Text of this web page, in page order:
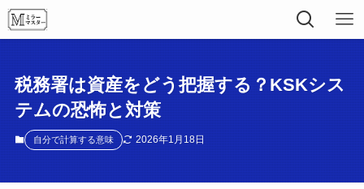
税務署は資産をどう把握する？KSKシス
テムの恐怖と対策
自分で計算する意味 2026年1月18日